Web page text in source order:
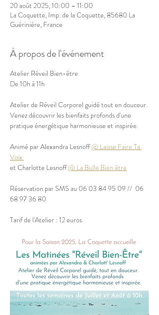
20 août 2025, 10:00 – 11:00
La Coquette, Imp. de la Coquette, 85680 La
Guérinière, France
À propos de l'événement
Atelier Réveil Bien-être
De 10h à 11h
Atelier de Réveil Corporel guidé tout en douceur.
Venez découvrir les bienfaits profonds d'une
pratique énergétique harmonieuse et inspirée.
Animé par Alexandra Lesnoff @ Laisse Faire Ta
Voix
et Charlotte Lesnoff @ La Bulle Bien être
Réservation par SMS au 06 03 84 95 09 //  06
68 97 36 80
Tarif de l'Atelier : 12 euros